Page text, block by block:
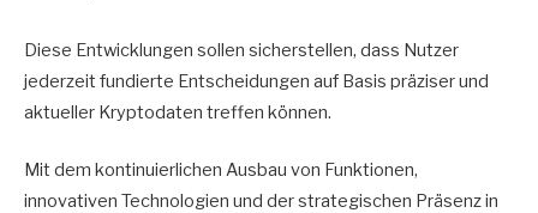
Diese Entwicklungen sollen sicherstellen, dass Nutzer
jederzeit fundierte Entscheidungen auf Basis präziser und
aktueller Kryptodaten treffen können.
Mit dem kontinuierlichen Ausbau von Funktionen,
innovativen Technologien und der strategischen Präsenz in